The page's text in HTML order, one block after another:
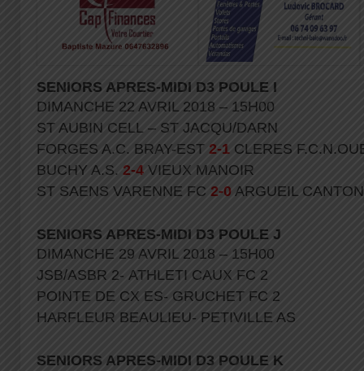
SENIORS APRES-MIDI D3 POULE I
DIMANCHE 22 AVRIL 2018 – 15H00
ST AUBIN CELL – ST JACQU/DARN
FORGES A.C. BRAY-EST 2-1 CLERES
BUCHY A.S. 2-4 VIEUX MANOIR
ST SAENS VARENNE FC 2-0 ARGUEIL
SENIORS APRES-MIDI D3 POULE J
DIMANCHE 29 AVRIL 2018 – 15H00
JSB/ASBR 2- ATHLETI CAUX FC 2
POINTE DE CX ES- GRUCHET FC 2
HARFLEUR BEAULIEU- PETIVILLE AS
SENIORS APRES-MIDI D3 POULE K